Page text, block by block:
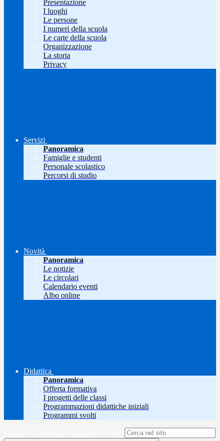
Presentazione
I luoghi
Le persone
I numeri della scuola
Le carte della scuola
Organizzazione
La storia
Privacy
Servizi
Panoramica
Famiglie e studenti
Personale scolastico
Percorsi di studio
Novità
Panoramica
Le notizie
Le circolari
Calendario eventi
Albo online
Didattica
Panoramica
Offerta formativa
I progetti delle classi
Programmazioni didattiche iniziali
Programmi svolti